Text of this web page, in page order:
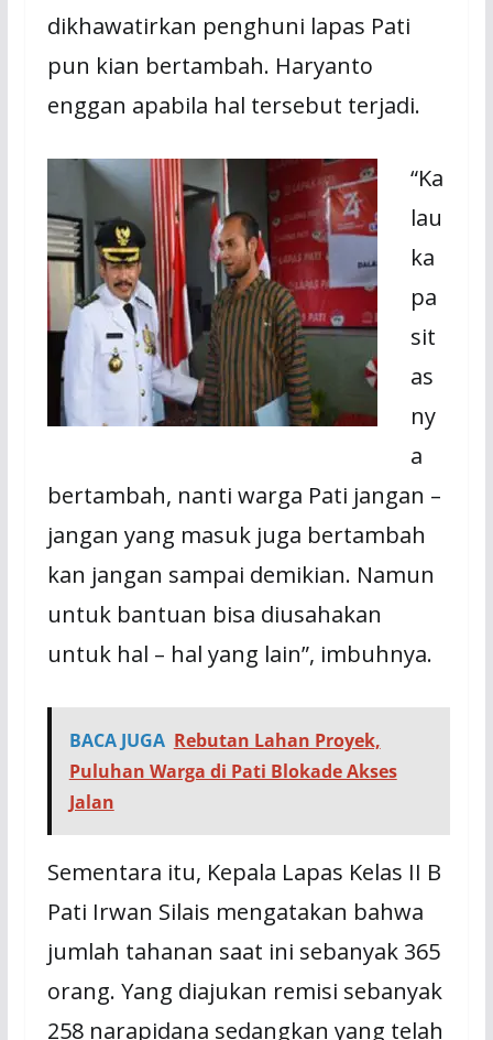
dikhawatirkan penghuni lapas Pati
pun kian bertambah. Haryanto
enggan apabila hal tersebut terjadi.
“Ka
lau
ka
pa
sit
as
ny
a
bertambah, nanti warga Pati jangan –
jangan yang masuk juga bertambah
kan jangan sampai demikian. Namun
untuk bantuan bisa diusahakan
untuk hal – hal yang lain”, imbuhnya.
BACA JUGA Rebutan Lahan Proyek,
Puluhan Warga di Pati Blokade Akses
Jalan
Sementara itu, Kepala Lapas Kelas II B
Pati Irwan Silais mengatakan bahwa
jumlah tahanan saat ini sebanyak 365
orang. Yang diajukan remisi sebanyak
258 narapidana sedangkan yang telah